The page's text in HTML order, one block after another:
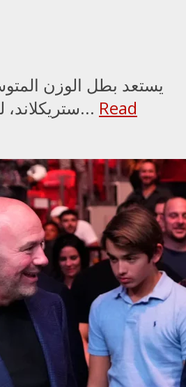
يستعد بطل الوزن
ستريكلاند، للعودة إلى الأضواء... Read